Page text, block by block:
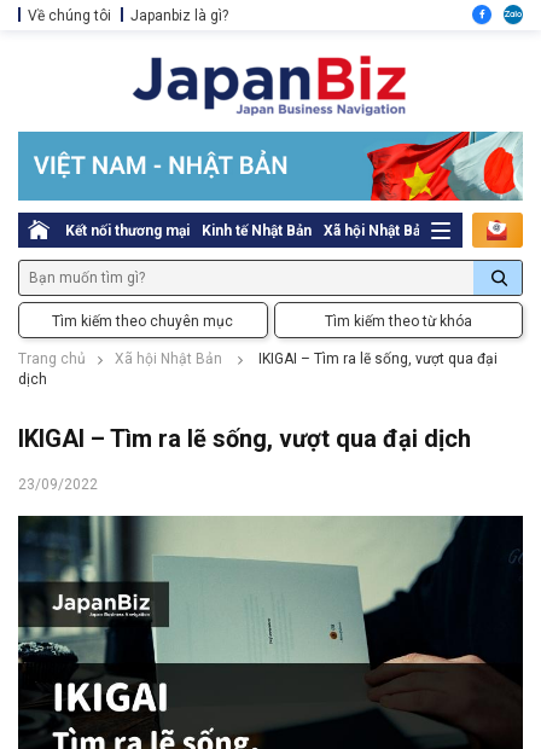
Về chúng tôi Japanbiz là gì?
Kết nối thương mại Kinh tế Nhật Bản Xã hội Nhật Bản Thủ tục pháp
Tìm kiếm theo chuyên mục Tìm kiếm theo từ khóa
Trang chủ Xã hội Nhật Bản
IKIGAI – Tìm ra lẽ sống, vượt qua đại
dịch
IKIGAI – Tìm ra lẽ sống, vượt qua đại dịch
23/09/2022